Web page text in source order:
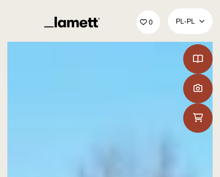
Powrót do domu 0 PL‑PL